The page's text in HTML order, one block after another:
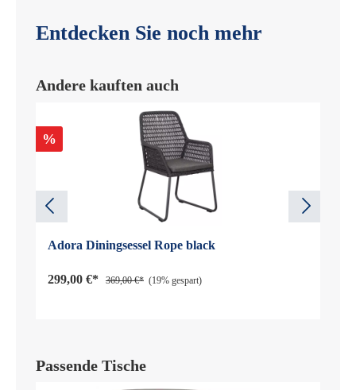
Entdecken Sie noch mehr
Andere kauften auch
%
Adora Diningsessel Rope black
299,00 €* 369,00 €* (19% gespart)
Passende Tische